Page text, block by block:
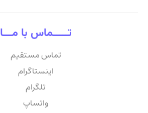
تـــــماس با مـــا
تماس مستقیم
اینستاگرام
تلگرام
واتساپ